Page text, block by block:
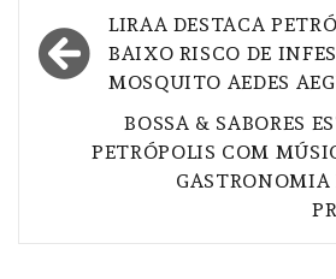
Navegação
de
LIRAA DESTACA
BAIXO RISCO DE
MOSQUITO AEDES
BOSSA & SABORES
PETRÓPOLIS COM
GASTRONOMIA